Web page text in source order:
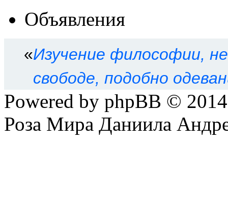
Объявления
«Изучение философии,
свободе, подобно
Powered by phpBB ©
Роза Мира Даниила